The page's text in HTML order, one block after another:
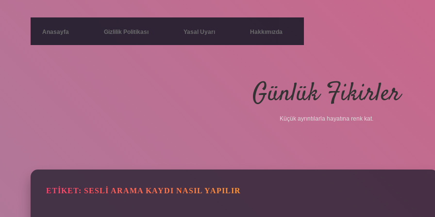
Anasayfa Gizlilik Politikası Yasal Uyarı Hakkımızda
Günlük Fikirler
Küçük ayrıntılarla hayatına renk kat.
ETIKET: SESLI ARAMA KAYDI NASIL YAPILIR